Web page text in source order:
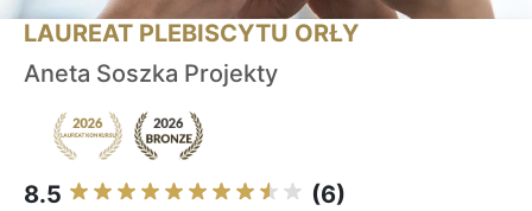
LAUREAT PLEBISCYTU ORŁY
Aneta Soszka Projekty
8.5 (6)